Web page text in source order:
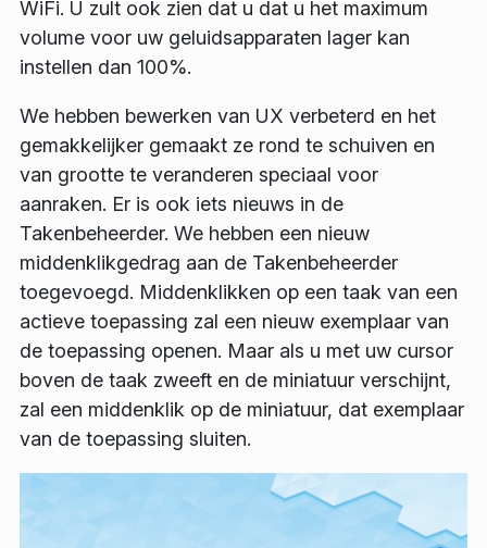
WiFi. U zult ook zien dat u dat u het maximum
volume voor uw geluidsapparaten lager kan
instellen dan 100%.
We hebben bewerken van UX verbeterd en het
gemakkelijker gemaakt ze rond te schuiven en
van grootte te veranderen speciaal voor
aanraken. Er is ook iets nieuws in de
Takenbeheerder. We hebben een nieuw
middenklikgedrag aan de Takenbeheerder
toegevoegd. Middenklikken op een taak van een
actieve toepassing zal een nieuw exemplaar van
de toepassing openen. Maar als u met uw cursor
boven de taak zweeft en de miniatuur verschijnt,
zal een middenklik op de miniatuur, dat exemplaar
van de toepassing sluiten.